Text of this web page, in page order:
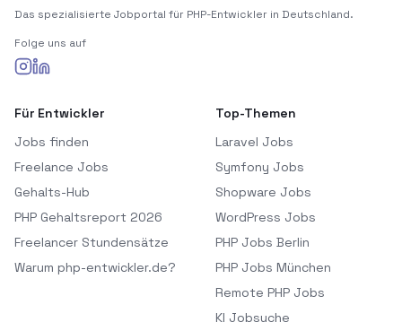
Das spezialisierte Jobportal für PHP-Entwickler in Deutschland.
Folge uns auf
Für Entwickler
Jobs finden
Freelance Jobs
Gehalts-Hub
PHP Gehaltsreport 2026
Freelancer Stundensätze
Warum php-entwickler.de?
Top-Themen
Laravel Jobs
Symfony Jobs
Shopware Jobs
WordPress Jobs
PHP Jobs Berlin
PHP Jobs München
Remote PHP Jobs
KI Jobsuche